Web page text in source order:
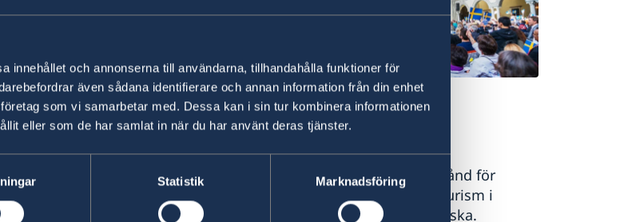
innehållet och annonserna till användarna, tillhandahålla funktioner för
även sådana identifierare och annan information från din enhet
som vi samarbetar med. Dessa kan i sin tur kombinera informationen
eller som de har samlat in när du har använt deras tjänster.
Statistik Marknadsföring
om service till svenskar om
samordningsnummer,
Credits: Simon
Paulin/imagebank.sweden.se
Migration till Sverige
Viseringar och uppehållstillstånd för
arbete, boende, studier och turism i
Sverige. Information på engelska.